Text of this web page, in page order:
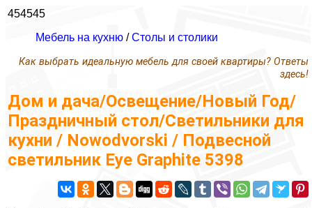
454545
Мебель на кухню /Столы и столики
Как выбрать идеальную мебель для своей квартиры? Ответы
здесь!
Дом и дача/Освещение/Новый Год/
Праздничный стол/Светильники для
кухни / Nowodvorski / Подвесной
светильник Eye Graphite 5398